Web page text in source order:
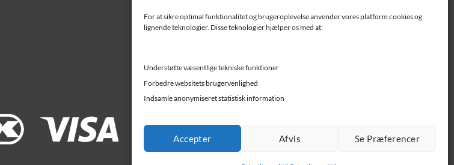
For at sikre optimal funktionalitet og brugeroplevelse anvender vores platform cookies og
lignende teknologier. Disse teknologier hjælper os med at:
Understøtte væsentlige tekniske funktioner
Forbedre websitets brugervenlighed
Indsamle anonymiseret statistisk information
Accepter Afvis Se Præferencer
Værksted